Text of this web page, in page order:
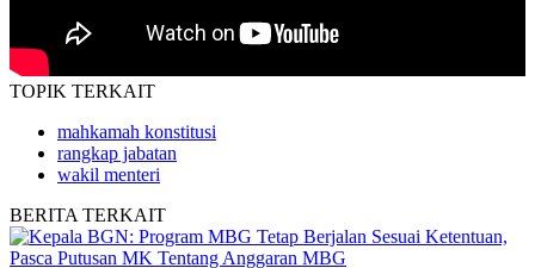
TOPIK TERKAIT
mahkamah konstitusi
rangkap jabatan
wakil menteri
BERITA TERKAIT